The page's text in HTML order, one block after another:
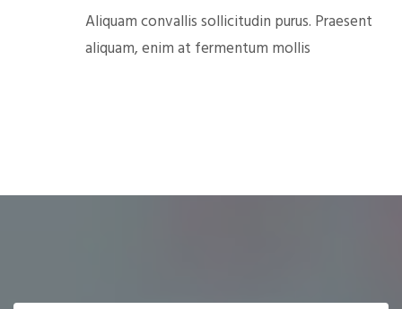
Aliquam convallis sollicitudin purus. Praesent
aliquam, enim at fermentum mollis